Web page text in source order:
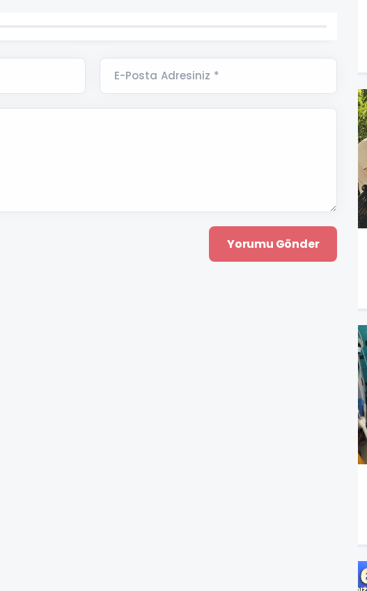
E-Posta Adresiniz *